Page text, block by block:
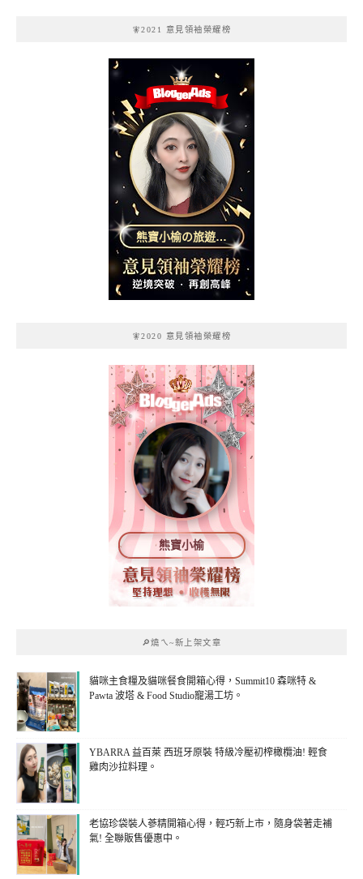
🧚2021 意見領袖榮耀榜
熊寶小榆の旅遊日
記
🧚2020 意見領袖榮耀榜
熊寶小榆
🔎燒ㄟ~新上架文章
貓咪主食糧及貓咪餐食開箱心得，Summit10 森咪特 &
Pawta 波塔 & Food Studio寵湯工坊。
YBARRA 益百萊 西班牙原裝 特級冷壓初榨橄欖油! 輕食
雞肉沙拉料理。
老協珍袋裝人蔘精開箱心得，輕巧新上市，隨身袋著走補
氣! 全聯販售優惠中。